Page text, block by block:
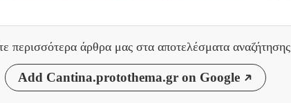
περισσότερα άρθρα μας στα αποτελέσματα αναζήτησης
Add Cantina.protothema.gr on Google